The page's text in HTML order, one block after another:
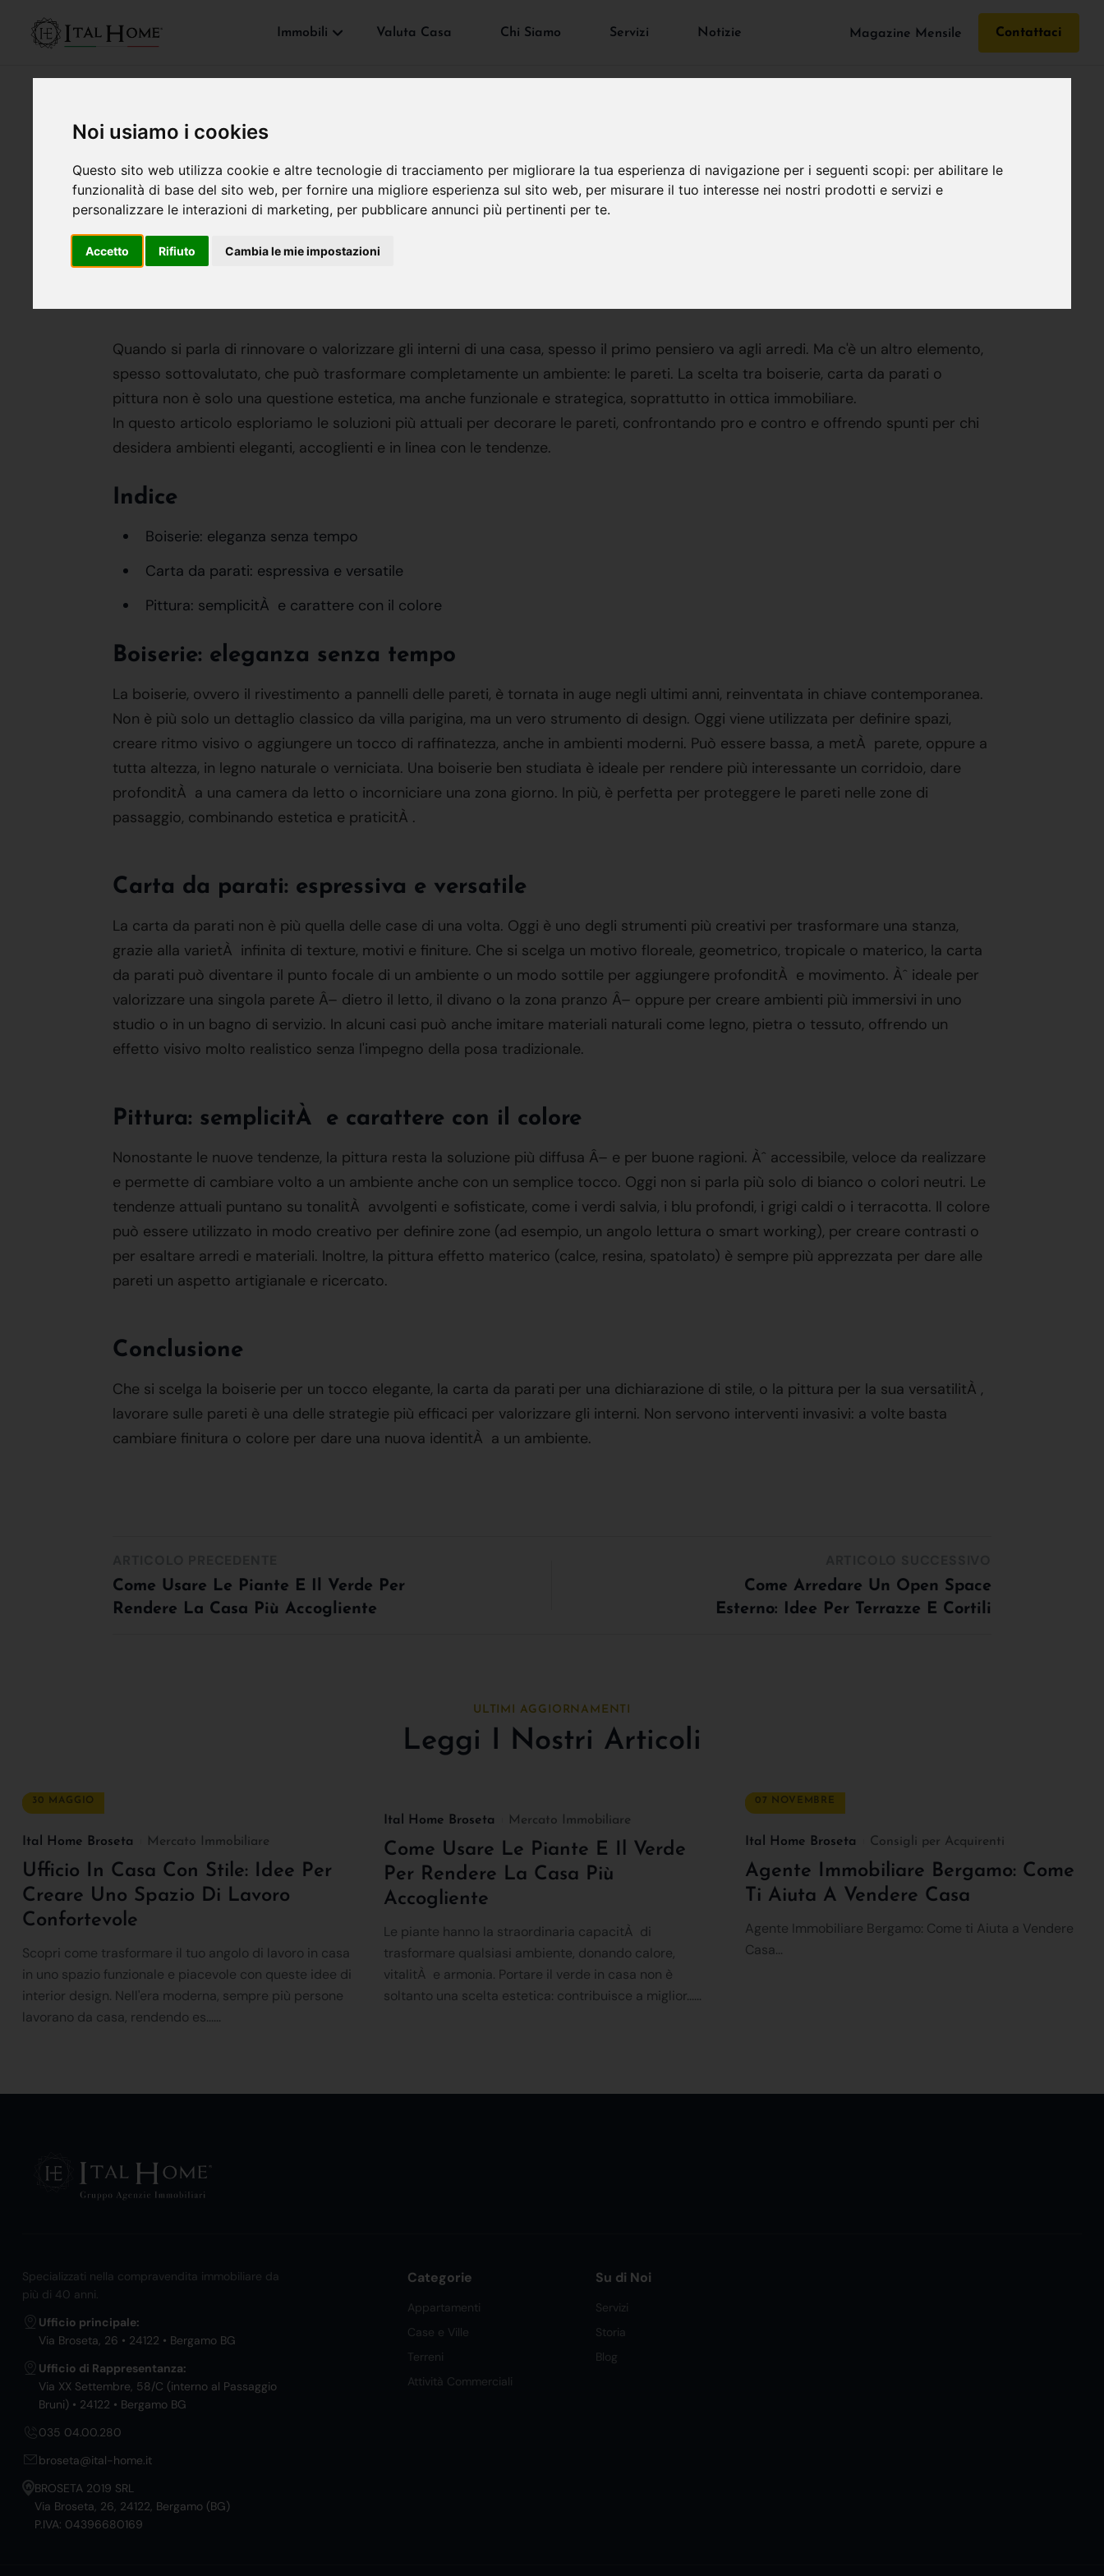
Noi usiamo i cookies
Questo sito web utilizza cookie e altre tecnologie di tracciamento per migliorare la tua esperienza di navigazione per i seguenti scopi: per abilitare le
funzionalità di base del sito web, per fornire una migliore esperienza sul sito web, per misurare il tuo interesse nei nostri prodotti e servizi e
personalizzare le interazioni di marketing, per pubblicare annunci più pertinenti per te.
Accetto Rifiuto Cambia le mie impostazioni
Immobili Valuta Casa Chi Siamo Servizi Notizie Magazine Mensile Contattaci
Boiserie, Carta Da Parati O Pittura? Scelte Di
Tendenza Per Valorizzare Gli Interni
Quando si parla di rinnovare o valorizzare gli interni di una casa, spesso il primo pensiero va agli arredi. Ma c'è un altro elemento,
spesso sottovalutato, che può trasformare completamente un ambiente: le pareti. La scelta tra boiserie, carta da parati o
pittura non è solo una questione estetica, ma anche funzionale e strategica, soprattutto in ottica immobiliare.
In questo articolo esploriamo le soluzioni più attuali per decorare le pareti, confrontando pro e contro e offrendo spunti per chi
desidera ambienti eleganti, accoglienti e in linea con le tendenze.
Indice
Boiserie: eleganza senza tempo
Carta da parati: espressiva e versatile
Pittura: semplicitÀ e carattere con il colore
Boiserie: eleganza senza tempo
La boiserie, ovvero il rivestimento a pannelli delle pareti, è tornata in auge negli ultimi anni, reinventata in chiave contemporanea.
Non è più solo un dettaglio classico da villa parigina, ma un vero strumento di design. Oggi viene utilizzata per definire spazi,
creare ritmo visivo o aggiungere un tocco di raffinatezza, anche in ambienti moderni. Può essere bassa, a metÀ parete, oppure a
tutta altezza, in legno naturale o verniciata. Una boiserie ben studiata è ideale per rendere più interessante un corridoio, dare
profonditÀ a una camera da letto o incorniciare una zona giorno. In più, è perfetta per proteggere le pareti nelle zone di
passaggio, combinando estetica e praticitÀ .
Carta da parati: espressiva e versatile
La carta da parati non è più quella delle case di una volta. Oggi è uno degli strumenti più creativi per trasformare una stanza,
grazie alla varietÀ infinita di texture, motivi e finiture. Che si scelga un motivo floreale, geometrico, tropicale o materico, la carta
da parati può diventare il punto focale di un ambiente o un modo sottile per aggiungere profonditÀ e movimento. Àˆ ideale per
valorizzare una singola parete Â– dietro il letto, il divano o la zona pranzo Â– oppure per creare ambienti più immersivi in uno
studio o in un bagno di servizio. In alcuni casi può anche imitare materiali naturali come legno, pietra o tessuto, offrendo un
effetto visivo molto realistico senza l'impegno della posa tradizionale.
Pittura: semplicitÀ e carattere con il colore
Nonostante le nuove tendenze, la pittura resta la soluzione più diffusa Â– e per buone ragioni. Àˆ accessibile, veloce da realizzare
e permette di cambiare volto a un ambiente anche con un semplice tocco. Oggi non si parla più solo di bianco o colori neutri. Le
tendenze attuali puntano su tonalitÀ avvolgenti e sofisticate, come i verdi salvia, i blu profondi, i grigi caldi o i terracotta. Il colore
può essere utilizzato in modo creativo per definire zone (ad esempio, un angolo lettura o smart working), per creare contrasti o
per esaltare arredi e materiali. Inoltre, la pittura effetto materico (calce, resina, spatolato) è sempre più apprezzata per dare alle
pareti un aspetto artigianale e ricercato.
Conclusione
Che si scelga la boiserie per un tocco elegante, la carta da parati per una dichiarazione di stile, o la pittura per la sua versatilitÀ ,
lavorare sulle pareti è una delle strategie più efficaci per valorizzare gli interni. Non servono interventi invasivi: a volte basta
cambiare finitura o colore per dare una nuova identitÀ a un ambiente.
Come Usare Le Piante E Il Verde Per
Rendere La Casa Più Accogliente
Come Arredare Un Open Space
Esterno: Idee Per Terrazze E Cortili
ULTIMI AGGIORNAMENTI
Leggi I Nostri Articoli
30 MAGGIO
Ital Home Broseta Mercato Immobiliare
Ufficio In Casa Con Stile: Idee Per
Creare Uno Spazio Di Lavoro
Confortevole
Scopri come trasformare il tuo angolo di lavoro in casa
in uno spazio funzionale e piacevole con queste idee di
interior design. Nell'era moderna, sempre più persone
lavorano da casa, rendendo es......
Ital Home Broseta Mercato Immobiliare
Come Usare Le Piante E Il Verde
Per Rendere La Casa Più
Accogliente
Le piante hanno la straordinaria capacitÀ di
trasformare qualsiasi ambiente, donando calore,
vitalitÀ e armonia. Portare il verde in casa non è
soltanto una scelta estetica: contribuisce a miglior......
07 NOVEMBRE
Ital Home Broseta Consigli per Acquirenti
Agente Immobiliare Bergamo: Come
Ti Aiuta A Vendere Casa
Agente Immobiliare Bergamo: Come ti Aiuta a Vendere
Casa...
Specializzati nella compravendita immobiliare da
più di 40 anni.
Ufficio principale:
Via Broseta, 26 • 24122 • Bergamo BG
Ufficio di Rappresentanza:
Via XX Settembre, 58/C (interno al Passaggio
Bruni) • 24122 • Bergamo BG
035 04.00.280
broseta@ital-home.it
BROSETA 2019 SRL
Via Broseta, 26, 24122, Bergamo (BG)
P.IVA: 04396680169
Categorie
Appartamenti
Case e Ville
Terreni
Attività Commerciali
Su di Noi
Servizi
Storia
Blog